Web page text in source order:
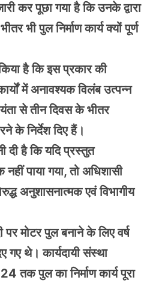
कर पूछा गया है कि उनके द्वारा
भी पुल निर्माण कार्य क्यों पूर्ण
है कि इस प्रकार की
में अनावश्यक विलंब उत्पन्न
से तीन दिवस के भीतर
के निर्देश दिए हैं।
दी है कि यदि प्रस्तुत
पाया गया, तो अधिशासी
अनुशासनात्मक एवं विभागीय
पर मोटर पुल बनाने के लिए वर्ष
गए थे। कार्यदायी संस्था
तक पुल का निर्माण कार्य पूरा